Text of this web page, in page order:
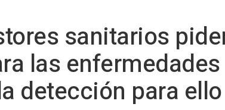
sanitarios
las
detección para ello